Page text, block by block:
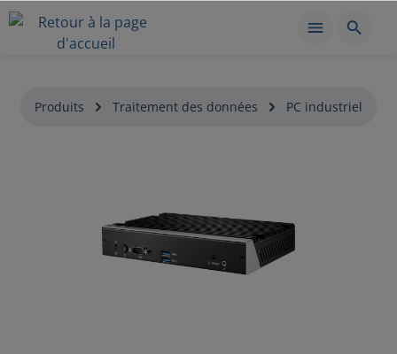
Produits Traitement des données PC industriel